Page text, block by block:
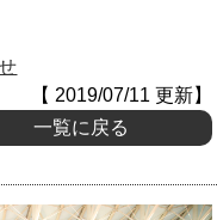
介
【 2019/07/11 更新】
一覧に戻る